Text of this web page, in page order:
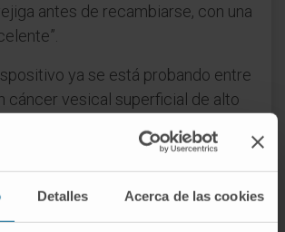
Detalles Acerca de las cookies
antes de recambiarse, con una
ya se está probando entre
cáncer vesical superficial de alto
recibido BCG, en el ensayo
3
. También se está probando
en pacientes con cáncer de
invasivo antes de una cistectomía
completa de la vejiga) o en